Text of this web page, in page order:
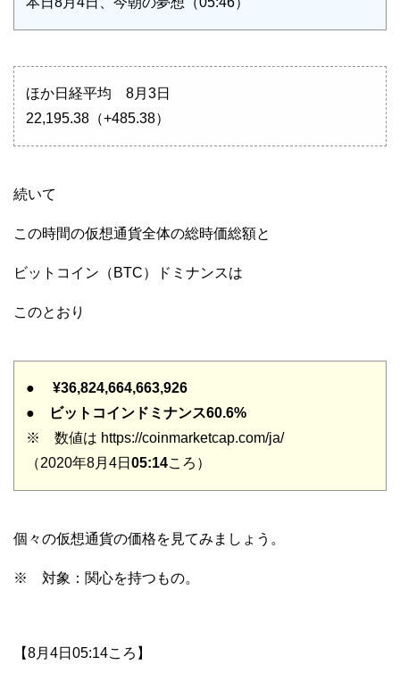
ほか日経平均 8月3日
22,195.38（+485.38）
続いて
この時間の仮想通貨全体の総時価総額と
ビットコイン（BTC）ドミナンスは
このとおり
●
¥36,824,664,663,926
●
ビットコインドミナンス60.6%
※ 数値は https://coinmarketcap.com/ja/
（2020年8月4日 05:14ころ）
個々の仮想通貨の価格を見てみましょう。
※ 対象：関心を持つもの。
【8月4日05:14ころ】